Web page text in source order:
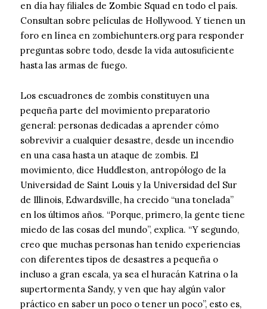
en día hay filiales de Zombie Squad en todo el país.
Consultan sobre películas de Hollywood. Y tienen un
foro en línea en zombiehunters.org para responder
preguntas sobre todo, desde la vida autosuficiente
hasta las armas de fuego.
Los escuadrones de zombis constituyen una
pequeña parte del movimiento preparatorio
general: personas dedicadas a aprender cómo
sobrevivir a cualquier desastre, desde un incendio
en una casa hasta un ataque de zombis. El
movimiento, dice Huddleston, antropólogo de la
Universidad de Saint Louis y la Universidad del Sur
de Illinois, Edwardsville, ha crecido “una tonelada”
en los últimos años. “Porque, primero, la gente tiene
miedo de las cosas del mundo”, explica. “Y segundo,
creo que muchas personas han tenido experiencias
con diferentes tipos de desastres a pequeña o
incluso a gran escala, ya sea el huracán Katrina o la
supertormenta Sandy, y ven que hay algún valor
práctico en saber un poco o tener un poco”, esto es,